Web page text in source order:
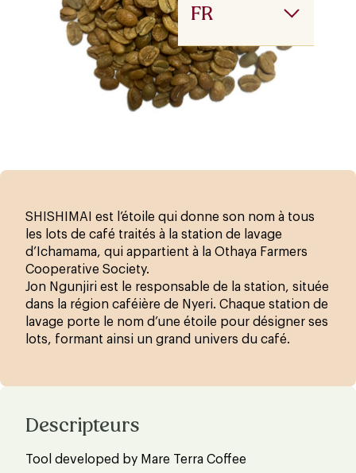
FR
SHISHIMAI est l’étoile qui donne son nom à tous
les lots de café traités à la station de lavage
d’Ichamama, qui appartient à la Othaya Farmers
Cooperative Society.
Jon Ngunjiri est le responsable de la station, située
dans la région caféière de Nyeri. Chaque station de
lavage porte le nom d’une étoile pour désigner ses
lots, formant ainsi un grand univers du café.
Descripteurs
Tool developed by Mare Terra Coffee